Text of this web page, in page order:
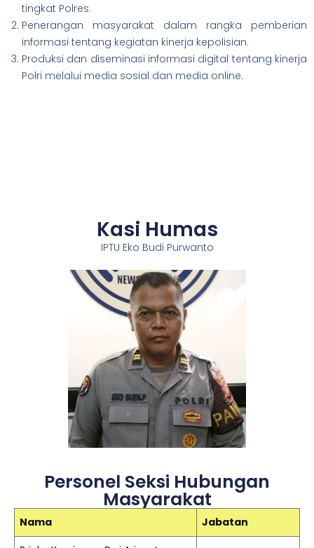
tingkat Polres.
Penerangan masyarakat dalam rangka pemberian
informasi tentang kegiatan kinerja kepolisian.
Produksi dan diseminasi informasi digital tentang kinerja
Polri melalui media sosial dan media online.
Kasi Humas
IPTU Eko Budi Purwanto
Personel Seksi Hubungan
Masyarakat
Nama
Jabatan